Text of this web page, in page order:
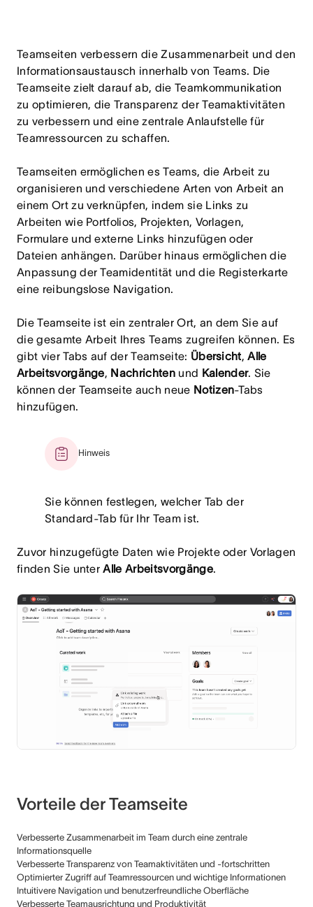
Teamseiten verbessern die Zusammenarbeit und den
Informationsaustausch innerhalb von Teams. Die
Teamseite zielt darauf ab, die Teamkommunikation
zu optimieren, die Transparenz der Teamaktivitäten
zu verbessern und eine zentrale Anlaufstelle für
Teamressourcen zu schaffen.
Teamseiten ermöglichen es Teams, die Arbeit zu
organisieren und verschiedene Arten von Arbeit an
einem Ort zu verknüpfen, indem sie Links zu
Arbeiten wie Portfolios, Projekten, Vorlagen,
Formulare und externe Links hinzufügen oder
Dateien anhängen. Darüber hinaus ermöglichen die
Anpassung der Teamidentität und die Registerkarte
eine reibungslose Navigation.
Die Teamseite ist ein zentraler Ort, an dem Sie auf
die gesamte Arbeit Ihres Teams zugreifen können. Es
gibt vier Tabs auf der Teamseite: Übersicht,Alle
Arbeitsvorgänge, Nachrichtenund Kalender. Sie
können der Teamseite auch neue Notizen-Tabs
hinzufügen.
Hinweis
Sie können festlegen, welcher Tab der
Standard-Tab für Ihr Team ist.
Zuvor hinzugefügte Daten wie Projekte oder Vorlagen
finden Sie unter Alle Arbeitsvorgänge.
Vorteile der Teamseite
Verbesserte Zusammenarbeit im Team durch eine zentrale
Informationsquelle
Verbesserte Transparenz von Teamaktivitäten und -fortschritten
Optimierter Zugriff auf Teamressourcen und wichtige Informationen
Intuitivere Navigation und benutzerfreundliche Oberfläche
Verbesserte Teamausrichtung und Produktivität